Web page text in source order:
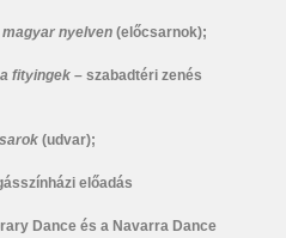
nyelven (előcsarnok);
fityingek – szabadtéri zenés
(udvar);
előadás
Dance és a Navarra Dance